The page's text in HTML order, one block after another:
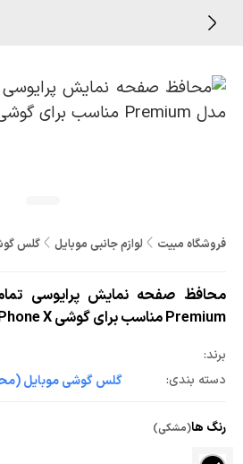
فروشگاه مبیت لوازم جانبی موبایل گلس
Premium مناسب برای گوشی iPhone X
برند:
دسته بندی:
گلس گوشی موبایل
رنگ ها(مشکی)